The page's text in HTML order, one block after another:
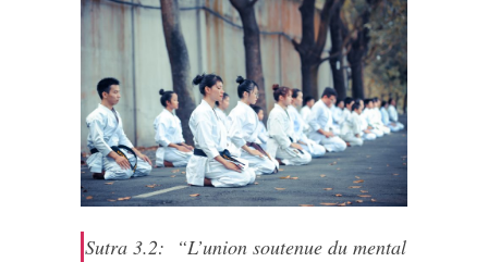
Sutra 3.2: “L’union soutenue du mental